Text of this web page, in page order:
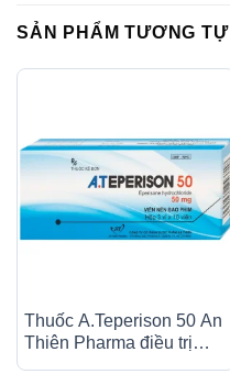
SẢN PHẨM TƯƠNG TỰ
Thuốc A.Teperison 50 An
Thiên Pharma điều trị